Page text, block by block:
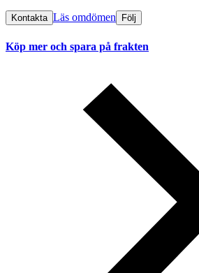
Kontakta Läs omdömen Följ
Köp mer och spara på frakten